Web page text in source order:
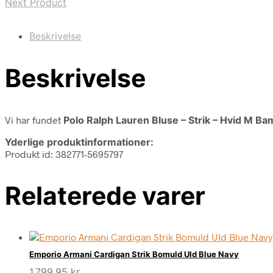
Beskrivelse
Beskrivelse
Vi har fundet Polo Ralph Lauren Bluse – Strik – Hvid M
Yderlige produktinformationer:
Produkt id: 382771-5695797
Relaterede varer
Emporio Armani Cardigan Strik Bomuld Uld Blue Navy